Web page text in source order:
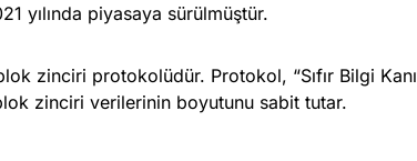
yılında piyasaya sürülmüştür.
zinciri protokolüdür. Protokol, “Sıfır Bilgi
zinciri verilerinin boyutunu sabit tutar.